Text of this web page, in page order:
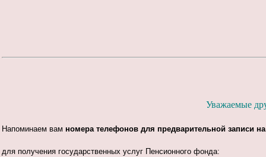
Уважаемые
Напоминаем вам номера телефонов для предварительной записи
для получения государственных услуг Пенсионного фонда: